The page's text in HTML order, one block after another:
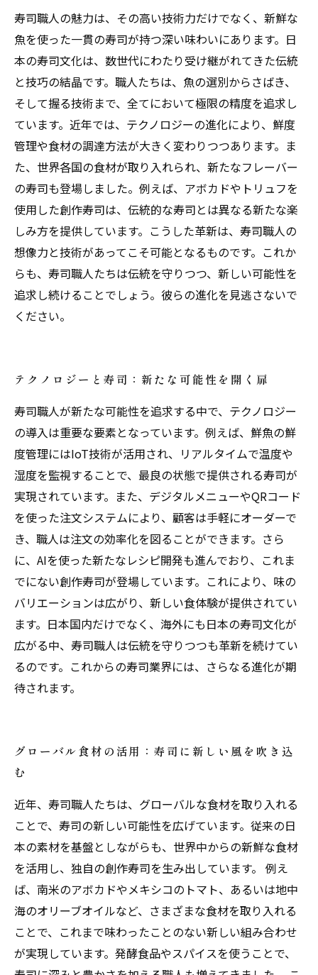
寿司職人の魅力は、その高い技術力だけでなく、新鮮な
魚を使った一貫の寿司が持つ深い味わいにあります。日
本の寿司文化は、数世代にわたり受け継がれてきた伝統
と技巧の結晶です。職人たちは、魚の選別からさばき、
そして握る技術まで、全てにおいて極限の精度を追求し
ています。近年では、テクノロジーの進化により、鮮度
管理や食材の調達方法が大きく変わりつつあります。ま
た、世界各国の食材が取り入れられ、新たなフレーバー
の寿司も登場しました。例えば、アボカドやトリュフを
使用した創作寿司は、伝統的な寿司とは異なる新たな楽
しみ方を提供しています。こうした革新は、寿司職人の
想像力と技術があってこそ可能となるものです。これか
らも、寿司職人たちは伝統を守りつつ、新しい可能性を
追求し続けることでしょう。彼らの進化を見逃さないで
ください。
テクノロジーと寿司：新たな可能性を開く扉
寿司職人が新たな可能性を追求する中で、テクノロジー
の導入は重要な要素となっています。例えば、鮮魚の鮮
度管理にはIoT技術が活用され、リアルタイムで温度や
湿度を監視することで、最良の状態で提供される寿司が
実現されています。また、デジタルメニューやQRコード
を使った注文システムにより、顧客は手軽にオーダーで
き、職人は注文の効率化を図ることができます。さら
に、AIを使った新たなレシピ開発も進んでおり、これま
でにない創作寿司が登場しています。これにより、味の
バリエーションは広がり、新しい食体験が提供されてい
ます。日本国内だけでなく、海外にも日本の寿司文化が
広がる中、寿司職人は伝統を守りつつも革新を続けてい
るのです。これからの寿司業界には、さらなる進化が期
待されます。
グローバル食材の活用：寿司に新しい風を吹き込
む
近年、寿司職人たちは、グローバルな食材を取り入れる
ことで、寿司の新しい可能性を広げています。従来の日
本の素材を基盤としながらも、世界中からの新鮮な食材
を活用し、独自の創作寿司を生み出しています。 例え
ば、南米のアボカドやメキシコのトマト、あるいは地中
海のオリーブオイルなど、さまざまな食材を取り入れる
ことで、これまで味わったことのない新しい組み合わせ
が実現しています。発酵食品やスパイスを使うことで、